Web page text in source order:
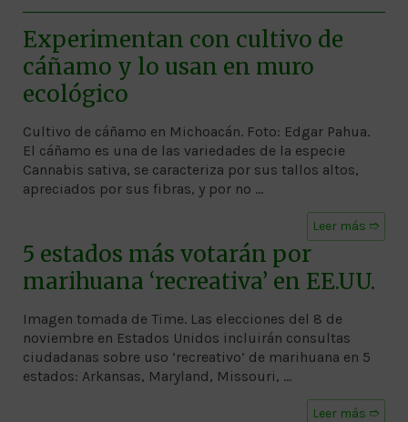
Experimentan con cultivo de
cáñamo y lo usan en muro
ecológico
Cultivo de cáñamo en Michoacán. Foto: Edgar Pahua.
El cáñamo es una de las variedades de la especie
Cannabis sativa, se caracteriza por sus tallos altos,
apreciados por sus fibras, y por no …
Leer más ➱
5 estados más votarán por
marihuana ‘recreativa’ en EE.UU.
Imagen tomada de Time. Las elecciones del 8 de
noviembre en Estados Unidos incluirán consultas
ciudadanas sobre uso ‘recreativo’ de marihuana en 5
estados: Arkansas, Maryland, Missouri, …
Leer más ➱